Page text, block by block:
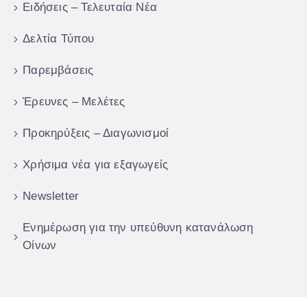
Ειδήσεις – Τελευταία Νέα
Δελτία Τύπου
Παρεμβάσεις
Έρευνες – Μελέτες
Προκηρύξεις – Διαγωνισμοί
Χρήσιμα νέα για εξαγωγείς
Newsletter
Ενημέρωση για την υπεύθυνη κατανάλωση
Οίνων